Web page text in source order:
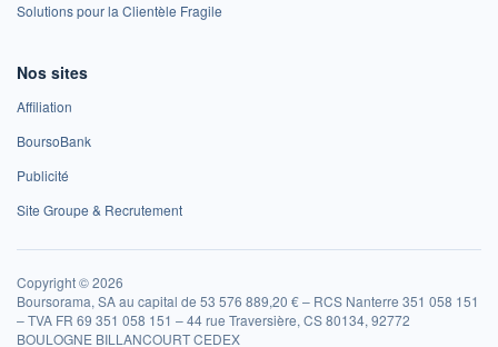
Solutions pour la Clientèle Fragile
Nos sites
Affiliation
BoursoBank
Publicité
Site Groupe & Recrutement
Copyright © 2026
Boursorama, SA au capital de 53 576 889,20 € – RCS Nanterre 351 058 151
– TVA FR 69 351 058 151 – 44 rue Traversière, CS 80134, 92772
BOULOGNE BILLANCOURT CEDEX